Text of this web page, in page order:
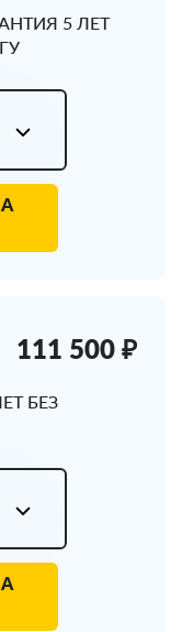
5 ЛЕТ
БЕЗ
111 500 ₽